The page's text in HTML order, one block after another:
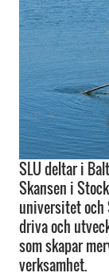
SLU deltar i
Skansen i
universitet och
driva och
som skapar
verksamhet.